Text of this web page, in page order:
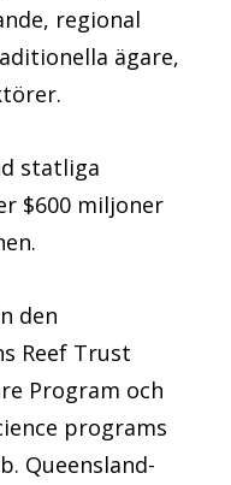
regional
ägare,
statliga
$600 miljoner
den
Reef Trust
Program och
programs
Queensland-